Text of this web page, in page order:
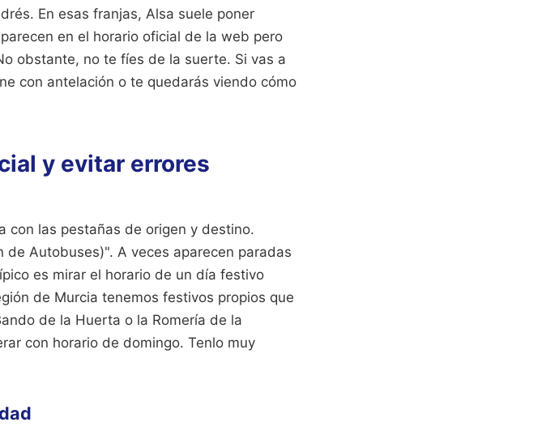
En esas franjas, Alsa suele poner
en el horario oficial de la web pero
obstante, no te fíes de la suerte. Si vas a
con antelación o te quedarás viendo cómo
y evitar errores
con las pestañas de origen y destino.
Autobuses)". A veces aparecen paradas
es mirar el horario de un día festivo
de Murcia tenemos festivos propios que
de la Huerta o la Romería de la
con horario de domingo. Tenlo muy